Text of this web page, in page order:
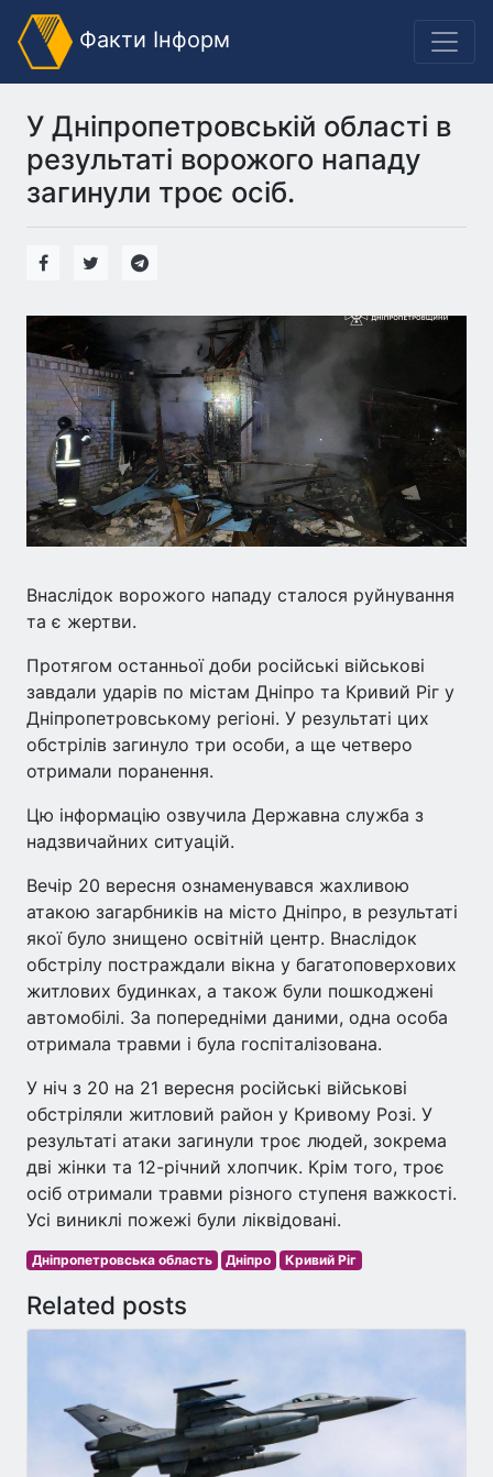
Факти Інформ
У Дніпропетровській області в
результаті ворожого нападу
загинули троє осіб.
Внаслідок ворожого нападу сталося руйнування
та є жертви.
Протягом останньої доби російські військові
завдали ударів по містам Дніпро та Кривий Ріг у
Дніпропетровському регіоні. У результаті цих
обстрілів загинуло три особи, а ще четверо
отримали поранення.
Цю інформацію озвучила Державна служба з
надзвичайних ситуацій.
Вечір 20 вересня ознаменувався жахливою
атакою загарбників на місто Дніпро, в результаті
якої було знищено освітній центр. Внаслідок
обстрілу постраждали вікна у багатоповерхових
житлових будинках, а також були пошкоджені
автомобілі. За попередніми даними, одна особа
отримала травми і була госпіталізована.
У ніч з 20 на 21 вересня російські військові
обстріляли житловий район у Кривому Розі. У
результаті атаки загинули троє людей, зокрема
дві жінки та 12-річний хлопчик. Крім того, троє
осіб отримали травми різного ступеня важкості.
Усі виниклі пожежі були ліквідовані.
Дніпропетровська область Дніпро Кривий Ріг
Related posts